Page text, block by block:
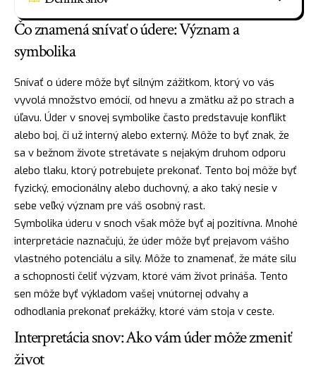
Čo znamená snívať o údere: Význam a
symbolika
Snívať o údere môže byť silným zážitkom, ktorý vo vás
vyvolá množstvo emócií, od hnevu a zmätku až po strach a
úľavu. Úder v snovej symbolike často predstavuje konflikt
alebo boj, či už interný alebo externý. Môže to byť znak, že
sa v bežnom živote stretávate s nejakým druhom odporu
alebo tlaku, ktorý potrebujete prekonať. Tento boj môže byť
fyzický, emocionálny alebo duchovný, a ako taký nesie v
sebe veľký význam pre váš osobný rast.
Symbolika úderu v snoch však môže byť aj pozitívna. Mnohé
interpretácie naznačujú, že úder môže byť prejavom vášho
vlastného potenciálu a sily. Môže to znamenať, že máte silu
a schopnosti čeliť výzvam, ktoré vám život prináša. Tento
sen môže byť výkladom vašej vnútornej odvahy a
odhodlania prekonať prekážky, ktoré vám stoja v ceste.
Interpretácia snov: Ako vám úder môže zmeniť
život